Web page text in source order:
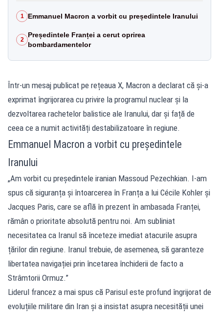
1 Emmanuel Macron a vorbit cu președintele Iranului
2
Președintele Franței a cerut oprirea
bombardamentelor
Într-un mesaj publicat pe rețeaua X, Macron a declarat că și-a
exprimat îngrijorarea cu privire la programul nuclear și la
dezvoltarea rachetelor balistice ale Iranului, dar și față de
ceea ce a numit activități destabilizatoare în regiune.
Emmanuel Macron a vorbit cu președintele
Iranului
„Am vorbit cu președintele iranian Massoud Pezechkian. I-am
spus că siguranța și întoarcerea în Franța a lui Cécile Kohler și
Jacques Paris, care se află în prezent în ambasada Franței,
rămân o prioritate absolută pentru noi. Am subliniat
necesitatea ca Iranul să înceteze imediat atacurile asupra
țărilor din regiune. Iranul trebuie, de asemenea, să garanteze
libertatea navigației prin încetarea închiderii de facto a
Strâmtorii Ormuz.”
Liderul francez a mai spus că Parisul este profund îngrijorat de
evoluțiile militare din Iran și a insistat asupra necesității unei